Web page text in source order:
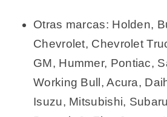
Otras marcas: Holden,
Chevrolet, Chevrolet
GM, Hummer, Pontiac,
Working Bull, Acura,
Isuzu, Mitsubishi,